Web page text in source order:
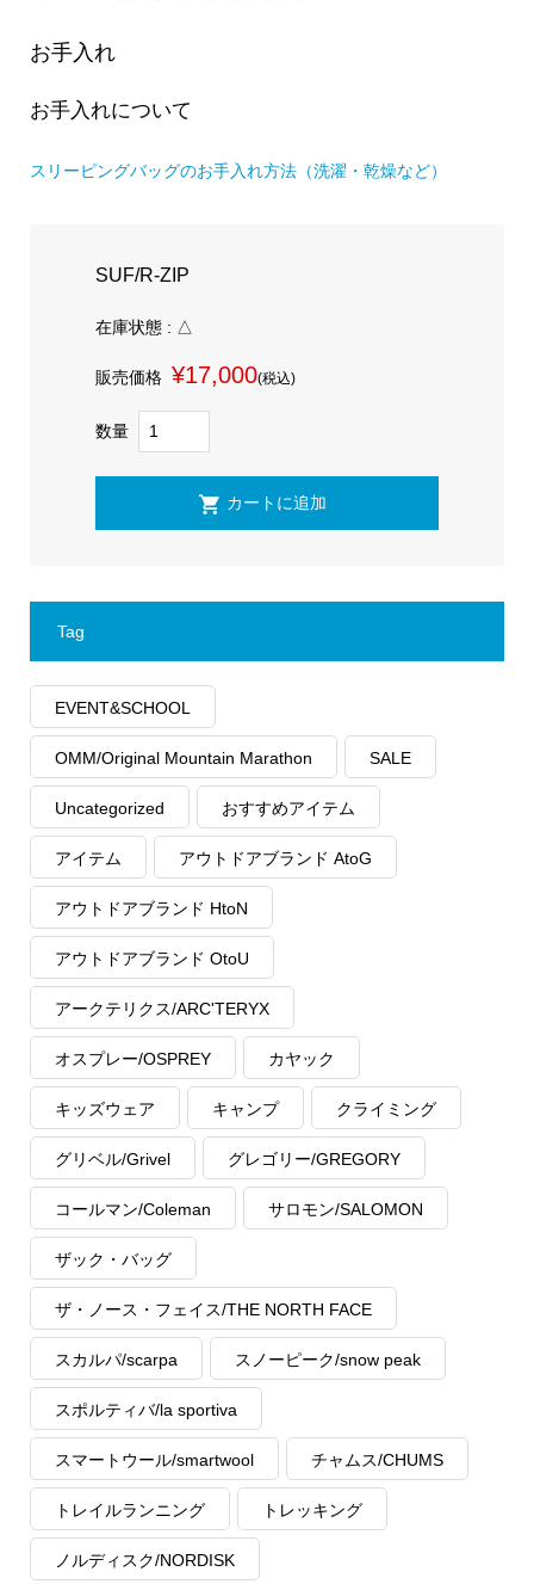
お手入れ
お手入れについて
スリーピングバッグのお手入れ方法（洗濯・乾燥など）
SUF/R-ZIP
在庫状態 : △
販売価格 ¥17,000(税込)
数量
Tag
EVENT&SCHOOL
OMM/Original Mountain Marathon SALE
Uncategorized おすすめアイテム
アイテム アウトドアブランド AtoG
アウトドアブランド HtoN
アウトドアブランド OtoU
アークテリクス/ARC'TERYX
オスプレー/OSPREY カヤック
キッズウェア キャンプ クライミング
グリベル/Grivel グレゴリー/GREGORY
コールマン/Coleman サロモン/SALOMON
ザック・バッグ
ザ・ノース・フェイス/THE NORTH FACE
スカルパ/scarpa スノーピーク/snow peak
スポルティバ/la sportiva
スマートウール/smartwool チャムス/CHUMS
トレイルランニング トレッキング
ノルディスク/NORDISK